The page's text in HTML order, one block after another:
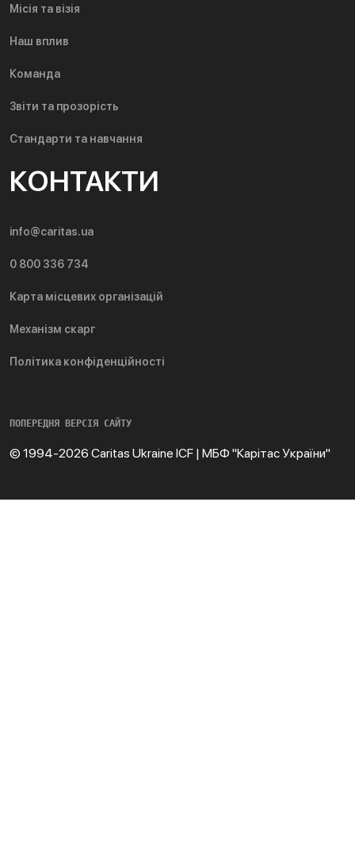
Місія та візія
Наш вплив
Команда
Звіти та прозорість
Стандарти та навчання
КОНТАКТИ
info@caritas.ua
0 800 336 734
Карта місцевих організацій
Механізм скарг
Політика конфіденційності
ПОПЕРЕДНЯ ВЕРСІЯ САЙТУ
© 1994-2026 Caritas Ukraine ICF | МБФ "Карітас України"